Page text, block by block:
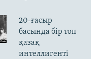
20-ғасыр
басында бір топ
қазақ
интеллигенті